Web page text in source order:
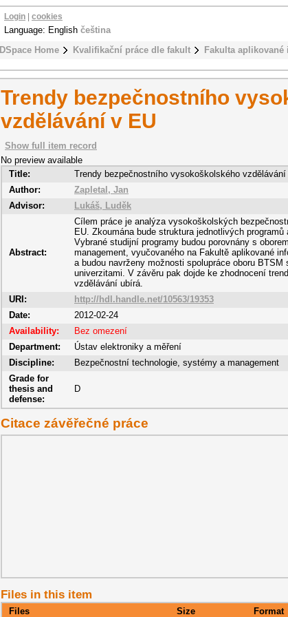
DSpace Home Kvalifikační práce dle fakult Fakulta
Login cookies
Language: English čeština
Trendy bezpečnostního
vzdělávání v EU
Show full item record
No preview available
Title:
Trendy bezpečnostního vysokoškolského
Author:
Zapletal, Jan
Advisor:
Lukáš, Luděk
Abstract:
Cílem práce je analýza vysokoškolských
EU. Zkoumána bude struktura jednotlivých
Vybrané studijní programy budou porovnány s
management, vyučovaného na Fakultě aplikované
a budou navrženy možnosti spolupráce oboru
univerzitami. V závěru pak dojde ke zhodnocení
vzdělávání ubírá.
URI:
http://hdl.handle.net/10563/19353
Date:
2012-02-24
Availability:
Bez omezení
Department:
Ústav elektroniky a měření
Discipline:
Bezpečnostní technologie, systémy a management
Grade for
thesis and
defense:
D
Citace závěřečné práce
Files in this item
Files Size Format